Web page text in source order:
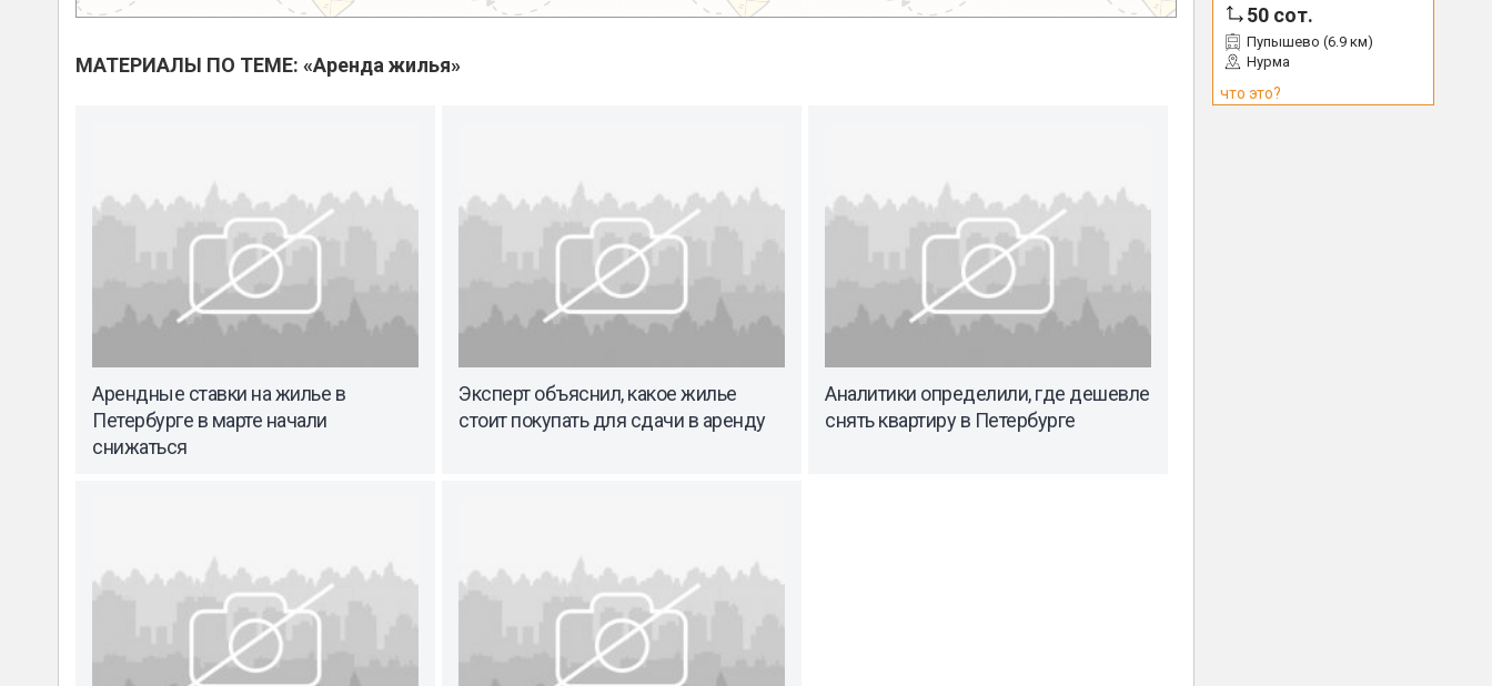
МАТЕРИАЛЫ ПО ТЕМЕ: «Аренда жилья»
Арендные ставки на жилье в
Петербурге в марте начали
снижаться
Эксперт объяснил, какое жилье
стоит покупать для сдачи в аренду
Аналитики определили, где дешевле
снять квартиру в Петербурге
50 сот.
Пупышево (6.9 км)
Нурма
что это?